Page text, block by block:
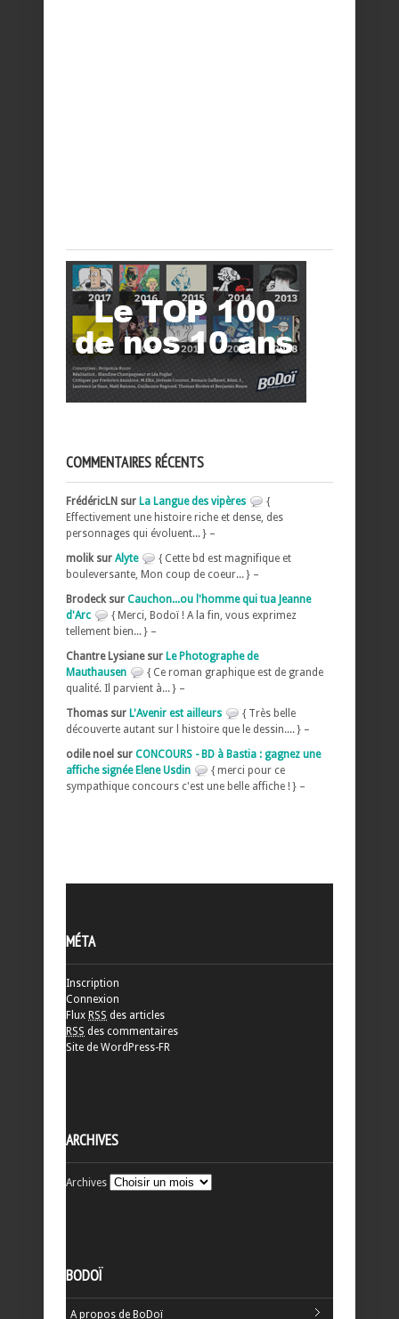
COMMENTAIRES RÉCENTS
FrédéricLN sur La Langue des vipères
{
Effectivement une histoire riche et dense, des
personnages qui évoluent... } –
molik sur Alyte
{ Cette bd est magnifique et
bouleversante, Mon coup de coeur... } –
Brodeck sur Cauchon...ou l'homme qui tua Jeanne
d'Arc
{ Merci, Bodoï ! A la fin, vous exprimez
tellement bien... } –
Chantre Lysiane sur Le Photographe de
Mauthausen
{ Ce roman graphique est de grande
qualité. Il parvient à... } –
Thomas sur L'Avenir est ailleurs
{ Très belle
découverte autant sur l histoire que le dessin.... } –
odile noel sur CONCOURS - BD à Bastia : gagnez une
affiche signée Elene Usdin
{ merci pour ce
sympathique concours c'est une belle affiche ! } –
MÉTA
Inscription
Connexion
Flux RSS des articles
RSS des commentaires
Site de WordPress-FR
ARCHIVES
Archives
BODOÏ
A propos de BoDoï